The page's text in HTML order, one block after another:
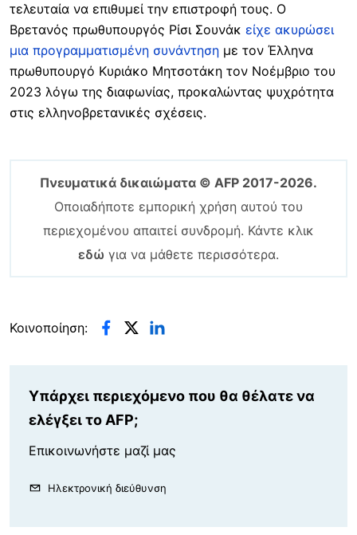
τελευταία να επιθυμεί την επιστροφή τους. Ο
Βρετανός πρωθυπουργός Ρίσι Σουνάκ είχε ακυρώσει
μια προγραμματισμένη συνάντηση με τον Έλληνα
πρωθυπουργό Κυριάκο Μητσοτάκη τον Νοέμβριο του
2023 λόγω της διαφωνίας, προκαλώντας ψυχρότητα
στις ελληνοβρετανικές σχέσεις.
Πνευματικά δικαιώματα © AFP 2017-2026.
Οποιαδήποτε εμπορική χρήση αυτού του
περιεχομένου απαιτεί συνδρομή. Κάντε κλικ
εδώ για να μάθετε περισσότερα.
Κοινοποίηση:
Υπάρχει περιεχόμενο που θα θέλατε να
ελέγξει το AFP;
Επικοινωνήστε μαζί μας
Ηλεκτρονική διεύθυνση